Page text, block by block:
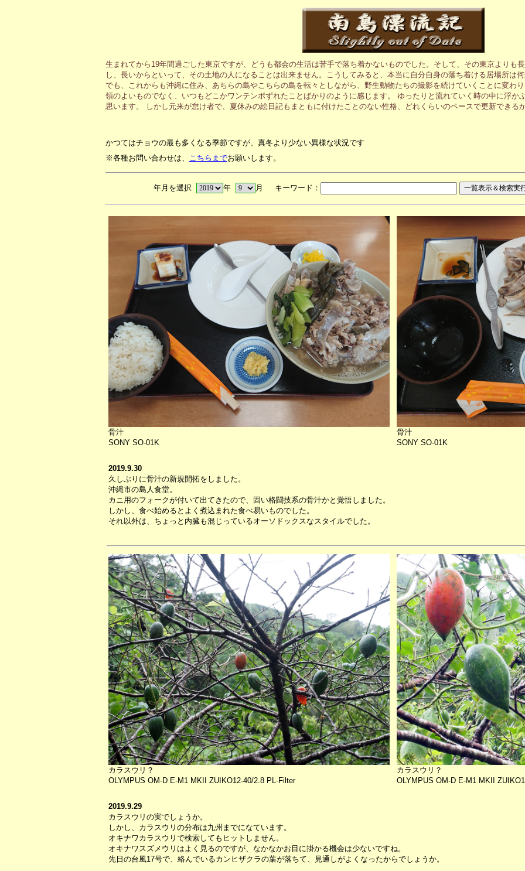
生まれてから19年間過ごした東京ですが、どうも都会の生活は苦手で落ち着かないものでした。そして、その東京よりも
し、長いからといって、その土地の人になることは出来ません。こうしてみると、本当に自分自身の落ち着ける居場所は
でも、これからも沖縄に住み、あちらの島やこちらの島を転々としながら、野生動物たちの撮影を続けていくことに変わ
領のよいものでなく、いつもどこかワンテンポずれたことばかりのように感じます。 ゆったりと流れていく時の中に浮か
思います。 しかし元来が怠け者で、夏休みの絵日記もまともに付けたことのない性格、どれくらいのペースで更新できる
かつてはチョウの最も多くなる季節ですが、真冬より少ない異様な状況です
※各種お問い合わせは、 こちらまでお願いします。
年月を選択 年 月 キーワード：
骨汁
SONY SO-01K
骨汁
SONY SO-01K
2019.9.30
久しぶりに骨汁の新規開拓をしました。
沖縄市の島人食堂。
カニ用のフォークが付いて出てきたので、固い格闘技系の骨汁かと覚悟しました。
しかし、食べ始めるとよく煮込まれた食べ易いものでした。
それ以外は、ちょっと内臓も混じっているオーソドックスなスタイルでした。
カラスウリ？
OLYMPUS OM-D E-M1 MKII ZUIKO12-40/2.8 PL-Filter
カラスウリ？
OLYMPUS OM-D E-M1 MKII
2019.9.29
カラスウリの実でしょうか。
しかし、カラスウリの分布は九州までになています。
オキナワカラスウリで検索してもヒットしません。
オキナワスズメウリはよく見るのですが、なかなかお目に掛かる機会は少ないですね。
先日の台風17号で、絡んでいるカンヒザクラの葉が落ちて、見通しがよくなったからでしょうか。